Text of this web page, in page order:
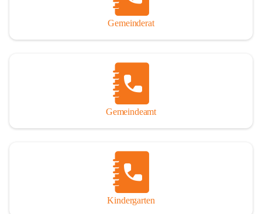
Gemeinderat
Gemeindeamt
Kindergarten